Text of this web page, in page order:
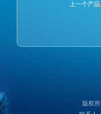
上一个产品
版权